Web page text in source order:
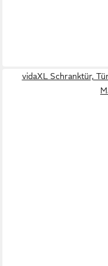
vidaXL Schranktür,